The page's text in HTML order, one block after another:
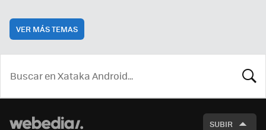
VER MÁS TEMAS
SUBIR